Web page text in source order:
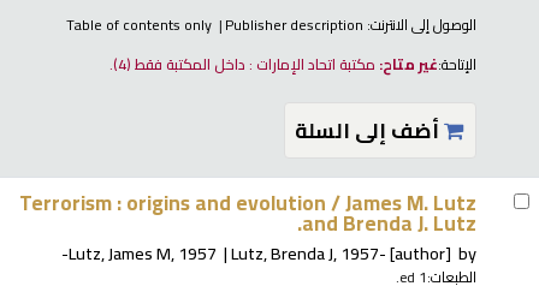
الوصول إلى الانترنت: Publisher description
Table of contents only
الإتاحة:غير متاح: مكتبة اتحاد الإمارات : داخل المكتبة فقط(4).
أضف إلى السلة
Terrorism : origins and evolution /James M. Lutz
and Brenda J. Lutz.
by
Lutz, Brenda J, 1957-[author]
Lutz, James M, 1957-
الطبعات:1 ed.